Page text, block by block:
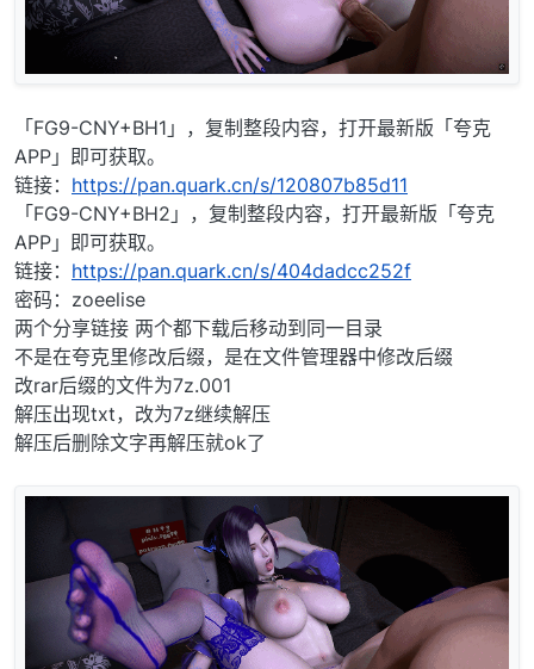
「FG9-CNY+BH1」，复制整段内容，打开最新版「夸克
APP」即可获取。
链接： https://pan.quark.cn/s/120807b85d11
「FG9-CNY+BH2」，复制整段内容，打开最新版「夸克
APP」即可获取。
链接： https://pan.quark.cn/s/404dadcc252f
密码：zoeelise
两个分享链接 两个都下载后移动到同一目录
不是在夸克里修改后缀，是在文件管理器中修改后缀
改rar后缀的文件为7z.001
解压出现txt，改为7z继续解压
解压后删除文字再解压就ok了